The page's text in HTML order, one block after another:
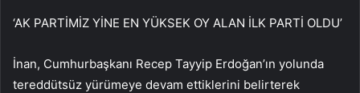
‘AK PARTİMİZ YİNE EN YÜKSEK OY ALAN İLK PARTİ OLDU’
İnan, Cumhurbaşkanı Recep Tayyip Erdoğan’ın yolunda
tereddütsüz yürümeye devam ettiklerini belirterek